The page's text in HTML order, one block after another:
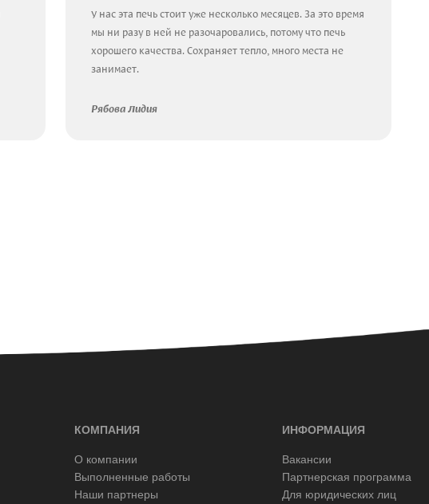
У нас эта печь стоит уже несколько месяцев. За это время
мы ни разу в ней не разочаровались, потому что печь
хорошего качества. Сохраняет тепло, много места не
занимает.
Рябова Лидия
КОМПАНИЯ
О компании
Выполненные работы
Наши партнеры
ИНФОРМАЦИЯ
Вакансии
Партнерская программа
Для юридических лиц